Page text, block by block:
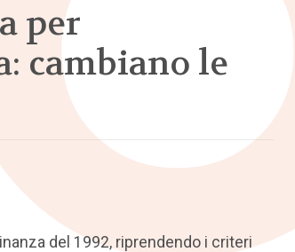
per
cambiano le
del 1992, riprendendo i criteri